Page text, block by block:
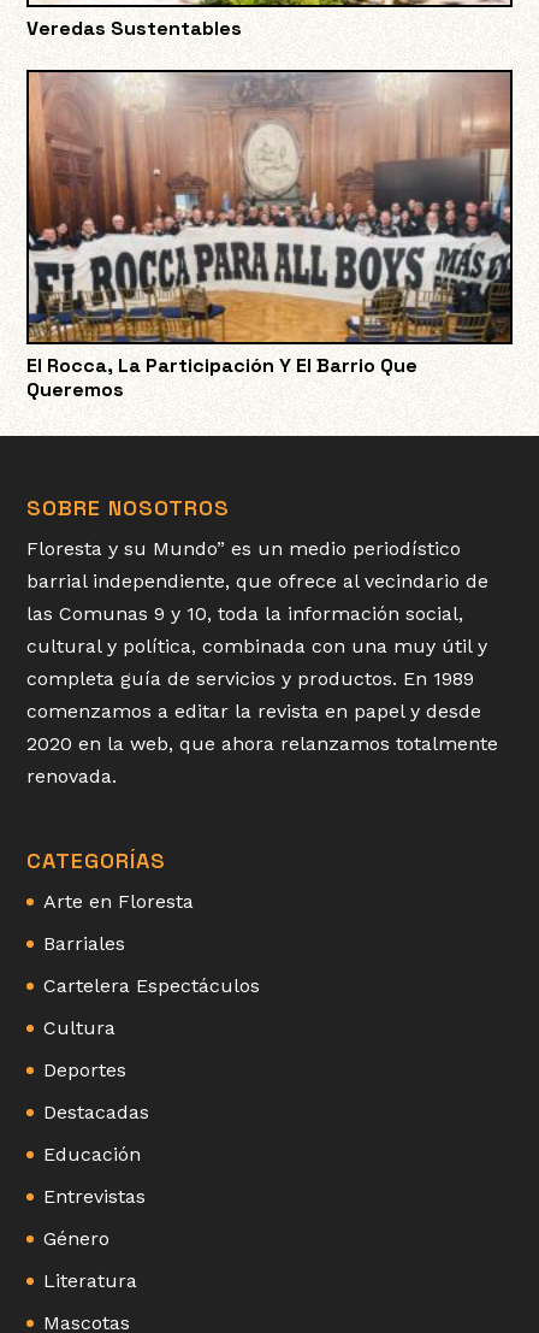
Veredas Sustentables
El Rocca, La Participación Y El Barrio Que
Queremos
SOBRE NOSOTROS
Floresta y su Mundo” es un medio periodístico
barrial independiente, que ofrece al vecindario de
las Comunas 9 y 10, toda la información social,
cultural y política, combinada con una muy útil y
completa guía de servicios y productos. En 1989
comenzamos a editar la revista en papel y desde
2020 en la web, que ahora relanzamos totalmente
renovada.
CATEGORÍAS
Arte en Floresta
Barriales
Cartelera Espectáculos
Cultura
Deportes
Destacadas
Educación
Entrevistas
Género
Literatura
Mascotas